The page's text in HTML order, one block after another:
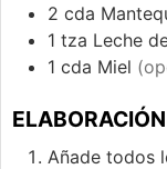
2 cda
1 tza Leche
1 cda Miel
Añade todos